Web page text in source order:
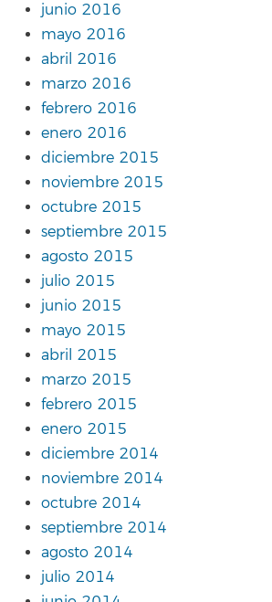
junio 2016
mayo 2016
abril 2016
marzo 2016
febrero 2016
enero 2016
diciembre 2015
noviembre 2015
octubre 2015
septiembre 2015
agosto 2015
julio 2015
junio 2015
mayo 2015
abril 2015
marzo 2015
febrero 2015
enero 2015
diciembre 2014
noviembre 2014
octubre 2014
septiembre 2014
agosto 2014
julio 2014